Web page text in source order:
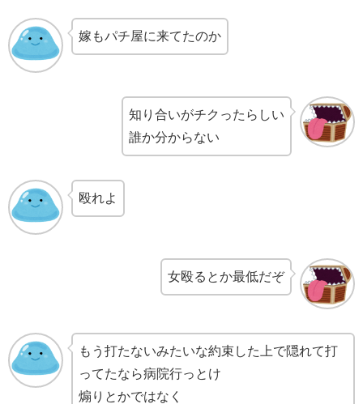
嫁もパチ屋に来てたのか
知り合いがチクったらしい
誰か分からない
殴れよ
女殴るとか最低だぞ
もう打たないみたいな約束した上で隠れて打
ってたなら病院行っとけ
煽りとかではなく